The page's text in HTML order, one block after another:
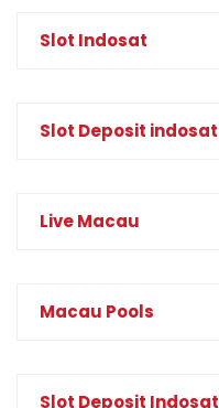
Slot Indosat
Slot Deposit indosat
Live Macau
Macau Pools
Slot Deposit Indosat